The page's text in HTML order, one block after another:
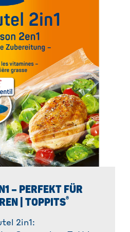
– PERFEKT FÜR
| TOPPITS®
2in1: